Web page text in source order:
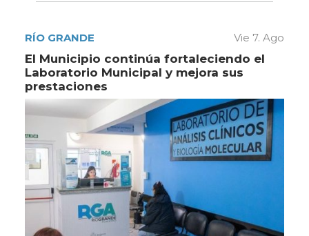
RÍO GRANDE Vie 7. Ago
El Municipio continúa fortaleciendo el
Laboratorio Municipal y mejora sus
prestaciones